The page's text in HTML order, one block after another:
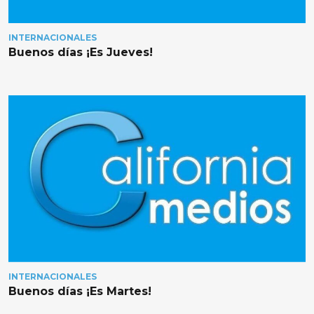
INTERNACIONALES
Buenos días ¡Es Jueves!
INTERNACIONALES
Buenos días ¡Es Martes!